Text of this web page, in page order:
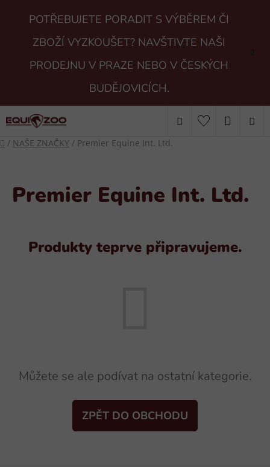
POTŘEBUJETE PORADIT S VÝBĚREM ČI
ZBOŽÍ VYZKOUŠET? NAVŠTIVTE NAŠI
PRODEJNU V PRAZE NEBO V ČESKÝCH
BUDĚJOVICÍCH.
Hledat
Domů
/ NAŠE ZNAČKY / Premier Equine Int. Ltd.
Premier Equine Int. Ltd.
Produkty teprve připravujeme.
Můžete se ale podívat na ostatní kategorie.
ZPĚT DO OBCHODU